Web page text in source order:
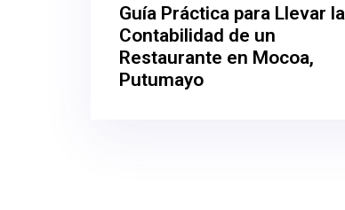
Guía Práctica para Llevar la
Contabilidad de un
Restaurante en Mocoa,
Putumayo